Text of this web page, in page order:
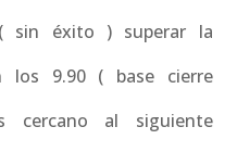
sin éxito ) superar la
los 9.90 ( base cierre
cercano al siguiente